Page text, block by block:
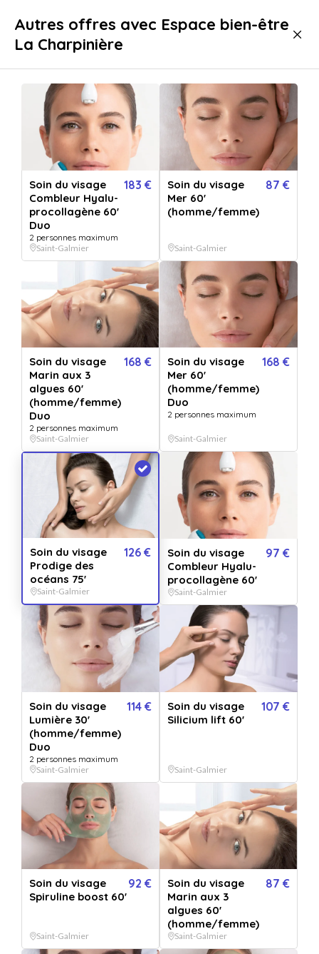
Bien-être Soins Soins Visage Soins Visage Saint-Galmier
Afficher toutes
les images
Soin du visage Prodige des
océans 75'
Vendu parEspace bien-être La Charpinière
Ce Rituel de Beauté suprême offre une régénération ultime pour une
jeunesse globale. Parfaite alchimie entre efficacité et sensorialité,...Lire la
Soin du visage Prodige des océans 75' + 13 OFFRES
0/4 selectionnées
QUANTITÉ
1 bon(s)
PERSONNALISATION
Pour :
De la part de :
Message :
VERSION DIGITALE
GRATUIT
Envoyée par email
immédiatement
VERSION IMPRIMÉE 5.99€ *
Expédié en 24h jours ouvrés
- Acheter
Ou offrez une carte cadeau valable chez nos 786 établissements
50€ 80€ 150€ 200€ 250€
Autres offres avec Espace bien-être
La Charpinière
Soin du visage
Combleur Hyalu-
procollagène 60'
Duo
2 personnes maximum
183 €
Saint-Galmier
Soin du visage
Mer 60'
(homme/femme)
87 €
Saint-Galmier
Soin du visage
Marin aux 3
algues 60'
(homme/femme)
Duo
2 personnes maximum
168 €
Saint-Galmier
Soin du visage
Mer 60'
(homme/femme)
Duo
2 personnes maximum
168 €
Saint-Galmier
Soin du visage
Prodige des
océans 75'
126 €
Saint-Galmier
Soin du visage
Combleur Hyalu-
procollagène 60'
97 €
Saint-Galmier
Soin du visage
Lumière 30'
(homme/femme)
Duo
2 personnes maximum
114 €
Saint-Galmier
Soin du visage
Silicium lift 60'
107 €
Saint-Galmier
Soin du visage
Spiruline boost 60'
92 €
Saint-Galmier
Soin du visage
Marin aux 3
algues 60'
(homme/femme)
87 €
Saint-Galmier
Ce bon comprend